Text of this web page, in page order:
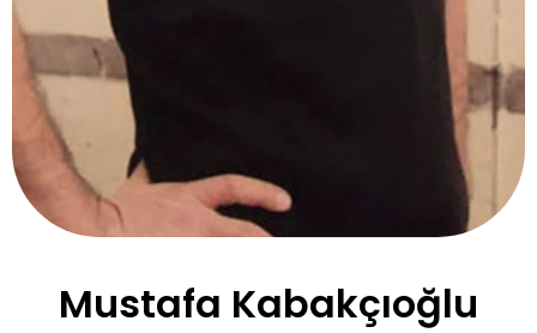
Mustafa Kabakçıoğlu